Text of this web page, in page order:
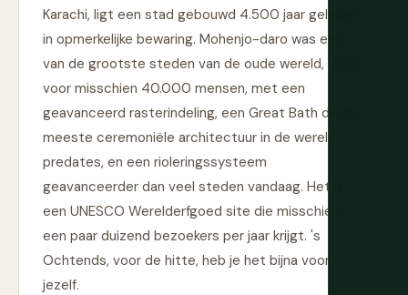
Karachi, ligt een stad gebouwd 4.500 jaar geleden
in opmerkelijke bewaring. Mohenjo-daro was een
van de grootste steden van de oude wereld, thuis
voor misschien 40.000 mensen, met een
geavanceerd rasterindeling, een Great Bath die de
meeste ceremoniële architectuur in de wereld
predates, en een rioleringssysteem
geavanceerder dan veel steden vandaag. Het is
een UNESCO Werelderfgoed site die misschien
een paar duizend bezoekers per jaar krijgt. 's
Ochtends, voor de hitte, heb je het bijna voor
jezelf.